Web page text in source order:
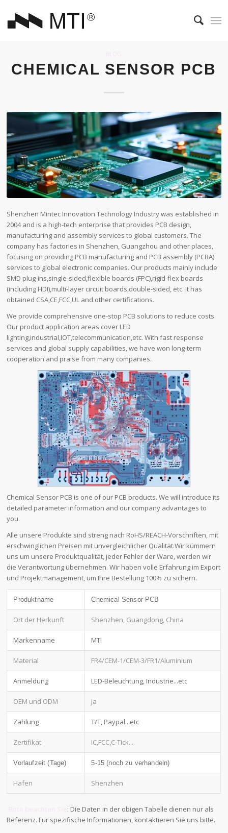
CHEMICAL SENSOR PCB
Shenzhen Mintec Innovation Technology Industry was established in
2004 and is a high-tech enterprise that provides PCB design,
manufacturing and assembly services to global customers. The
company has factories in Shenzhen, Guangzhou and other places,
focusing on providing PCB manufacturing and PCB assembly (PCBA)
services to global electronic companies. Our products mainly include
SMD plug-ins,single-sided,flexible boards (FPC),rigid-flex boards
(including HDI),multi-layer circuit boards,double-sided, etc. It has
obtained CSA,CE,FCC,UL and other certifications.
We provide comprehensive one-stop PCB solutions to reduce costs.
Our product application areas cover LED
lighting,industrial,IOT,telecommunication,etc. With fast response
services and global supply capabilities, we have won long-term
cooperation and praise from many companies.
Chemical Sensor PCB is one of our PCB products. We will introduce its
detailed parameter information and our company advantages to
you.
Alle unsere Produkte sind streng nach RoHS/REACH-Vorschriften, mit
erschwinglichen Preisen mit unvergleichlicher Qualität.Wir kümmern
uns um unsere Produktqualität, jeder Fehler der Ware, werden wir
die Verantwortung übernehmen. Wir haben volle Erfahrung im Export
und Projektmanagement, um Ihre Bestellung 100% zu sichern.
Produktname Chemical Sensor PCB
Ort der Herkunft Shenzhen, Guangdong, China
Markenname MTI
Material FR4/CEM-1/CEM-3/FR1/Aluminium
Anmeldung LED-Beleuchtung, Industrie...etc
OEM und ODM Ja
Zahlung T/T, Paypal...etc
Zertifikat IC,FCC,C-Tick....
Vorlaufzeit (Tage) 5-15 (noch zu verhandeln)
Hafen Shenzhen
: Die Daten in der obigen Tabelle dienen nur als
Referenz. Für spezifische Informationen, kontaktieren Sie uns bitte.